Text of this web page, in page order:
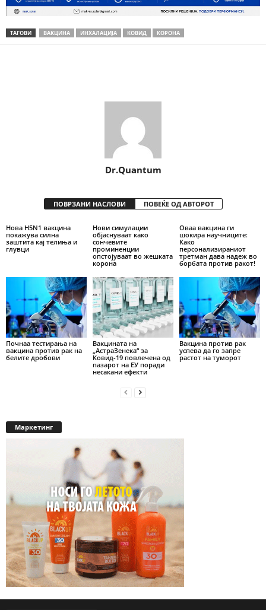
ТАГОВИ ВАКЦИНА ИНХАЛАЦИЈА КОВИД КОРОНА
Dr.Quantum
ПОВРЗАНИ НАСЛОВИ ПОВЕЌЕ ОД АВТОРОТ
Нова H5N1 вакцина
покажува силна
заштита кај телиња и
глувци
Нови симулации
објаснуваат како
сончевите
проминенции
опстојуваат во жешката
корона
Оваа вакцина ги
шокира научниците:
Како
персонализираниот
третман дава надеж во
борбата против ракот!
Почнаа тестирања на
вакцина против рак на
белите дробови
Вакцината на
„АстраЗенека“ за
Ковид-19 повлечена од
пазарот на ЕУ поради
несакани ефекти
Вакцина против рак
успева да го запре
растот на туморот
Маркетинг